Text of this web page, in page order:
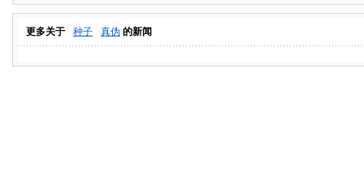
更多关于 种子 真伪 的新闻